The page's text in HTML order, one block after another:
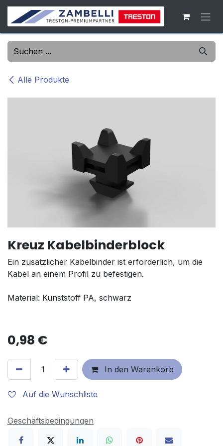
Zum Inhalt springen
Alle Produkte
Kreuz Kabelbinderblock
Ein zusätzlicher Kabelbinder ist erforderlich, um die
Kabel an einem Profil zu befestigen.
Material: Kunststoff PA, schwarz
0,98 €
In den Warenkorb
Auf die Wunschliste
Geschäftsbedingungen